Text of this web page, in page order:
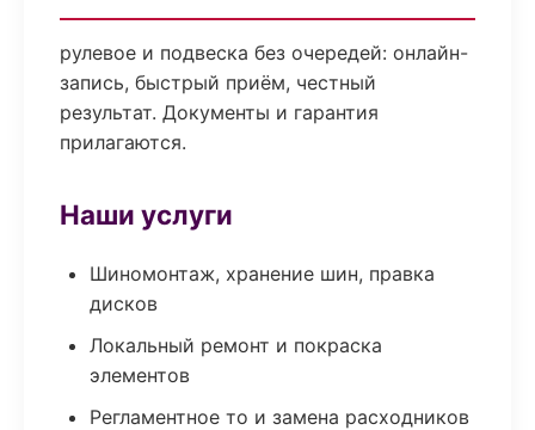
рулевое и подвеска без очередей: онлайн-
запись, быстрый приём, честный
результат. Документы и гарантия
прилагаются.
Наши услуги
Шиномонтаж, хранение шин, правка
дисков
Локальный ремонт и покраска
элементов
Регламентное то и замена расходников